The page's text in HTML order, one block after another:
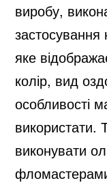
клас
виробу,
застосування
яке
колір, вид
особливості
використати.
виконувати